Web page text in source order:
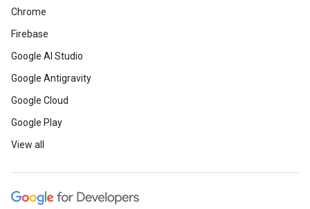
Chrome
Firebase
Google AI Studio
Google Antigravity
Google Cloud
Google Play
View all